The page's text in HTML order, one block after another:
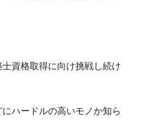
資格取得に向け挑戦し続け
ハードルの高いモノか知ら